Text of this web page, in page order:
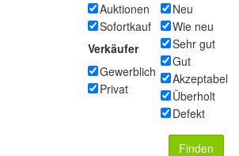
Auktionen
Sofortkauf
Verkäufer
Gewerblich
Privat
Neu
Wie neu
Sehr gut
Gut
Akzeptabel
Überholt
Defekt
Finden